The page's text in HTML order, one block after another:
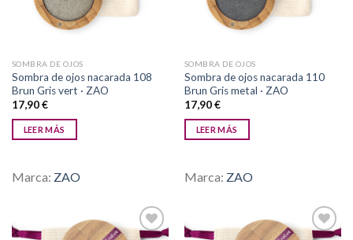
SOMBRA DE OJOS
Sombra de ojos nacarada 108
Brun Gris vert · ZAO
17,90€
LEER MÁS
Marca: ZAO
SOMBRA DE OJOS
Sombra de ojos nacarada 110
Brun Gris metal · ZAO
17,90€
LEER MÁS
Marca: ZAO